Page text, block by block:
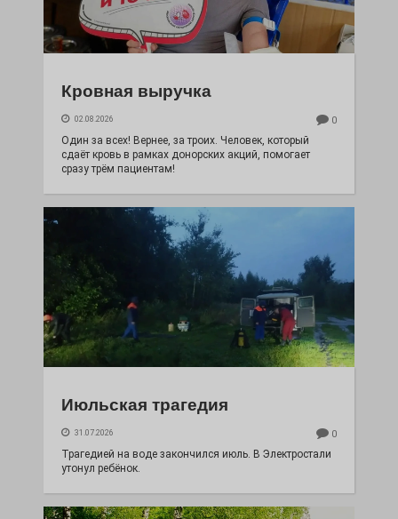
Кровная выручка
02.08.2026 0
Один за всех! Вернее, за троих. Человек, который
сдаёт кровь в рамках донорских акций, помогает
сразу трём пациентам!
Июльская трагедия
31.07.2026 0
Трагедией на воде закончился июль. В Электростали
утонул ребёнок.